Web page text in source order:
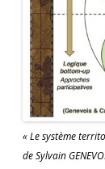
« Le système
de Sylvain